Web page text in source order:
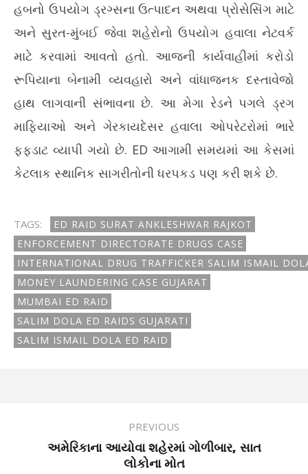
હબનો ઉપયોગ ડ્રગ્સના ઉત્પાદન અથવા પ્રોસેસિંગ માટે
અને સુરત-મુંબઈ જેવા શહેરોનો ઉપયોગ હવાલા નેટવર્ક
માટે કરવામાં આવતો હતો. આજની કાર્યવાહીમાં કરોડો
રૂપિયાના બેનામી વ્યવહારો અને વાંધાજનક દસ્તાવેજો
હાથ લાગવાની સંભાવના છે. આ મેગા રેડને પગલે ડ્રગ
માફિયાઓ અને ગેરકાયદેસર હવાલા ઓપરેટરોમાં ભારે
ફફડાટ વ્યાપી ગયો છે. ED આગામી સમયમાં આ કેસમાં
કેટલાક સ્થાનિક સાગરીતોની ધરપકડ પણ કરી શકે છે.
TAGS:
ED RAID SURAT ANKLESHWAR RAJKOT
ENFORCEMENT DIRECTORATE DRUGS CASE
INTERNATIONAL DRUG TRAFFICKER SALIM ISMAIL
MONEY LAUNDERING CASE GUJARAT
MUMBAI ED RAID
SALIM DOLA ED RAIDS GUJARATI
SALIM ISMAIL DOLA ED RAID
PREVIOUS
અમેરિકાના આયોવા શહેરમાં ગોળીબાર, સાત
લોકોના મોત